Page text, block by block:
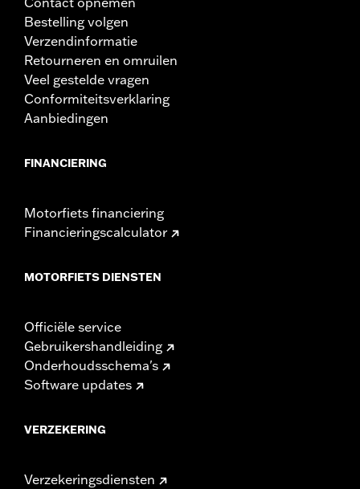
Bestelling volgen
Verzendinformatie
Retourneren en omruilen
Veel gestelde vragen
Conformiteitsverklaring
Aanbiedingen
FINANCIERING
Motorfiets financiering
Financieringscalculator
MOTORFIETS DIENSTEN
Officiële service
Gebruikershandleiding
Onderhoudsschema's
Software updates
VERZEKERING
Verzekeringsdiensten